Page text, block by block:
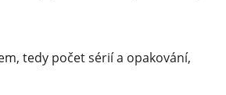
tedy počet sérií a opakování,